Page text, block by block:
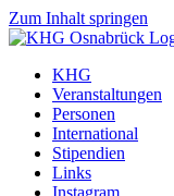
Zum Inhalt springen
KHG
Veranstaltungen
Personen
International
Stipendien
Links
Instagram